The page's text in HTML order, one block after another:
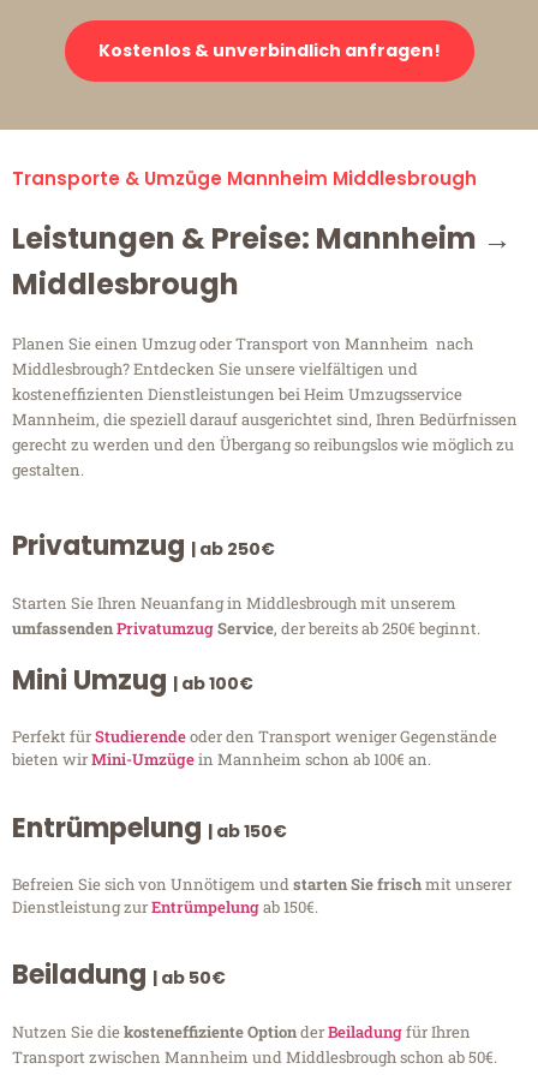
Kostenlos & unverbindlich anfragen!
Transporte & Umzüge Mannheim Middlesbrough
Leistungen & Preise: Mannheim →
Middlesbrough
Planen Sie einen Umzug oder Transport von Mannheim nach
Middlesbrough? Entdecken Sie unsere vielfältigen und
kosteneffizienten Dienstleistungen bei Heim Umzugsservice
Mannheim, die speziell darauf ausgerichtet sind, Ihren Bedürfnissen
gerecht zu werden und den Übergang so reibungslos wie möglich zu
gestalten.
Privatumzug | ab 250€
Starten Sie Ihren Neuanfang in Middlesbrough mit unserem
umfassendenPrivatumzugService, der bereits ab 250€ beginnt.
Mini Umzug | ab 100€
Perfekt fürStudierendeoder den Transport weniger Gegenstände
bieten wirMini-Umzügein Mannheim schon ab 100€ an.
Entrümpelung | ab 150€
Befreien Sie sich von Unnötigem undstarten Sie frischmit unserer
Dienstleistung zurEntrümpelungab 150€.
Beiladung | ab 50€
Nutzen Sie diekosteneffiziente OptionderBeiladungfür Ihren
Transport zwischen Mannheim und Middlesbrough schon ab 50€.